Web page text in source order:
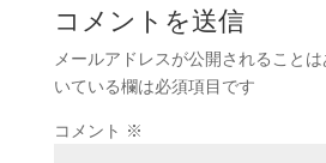
コメントを送信
メールアドレスが公開されることは
いている欄は必須項目です
コメント ※